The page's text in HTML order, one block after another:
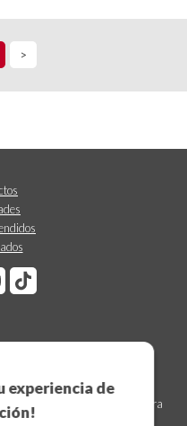
experiencia de
>
Para ello, consulta nuestra
en el aviso legal.